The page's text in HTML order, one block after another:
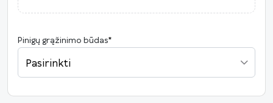
31 1 2 3 4 5 6
Šiandien Išvalyti Uždaryti
Pinigų grąžinimo būdas*
Pasirinkti